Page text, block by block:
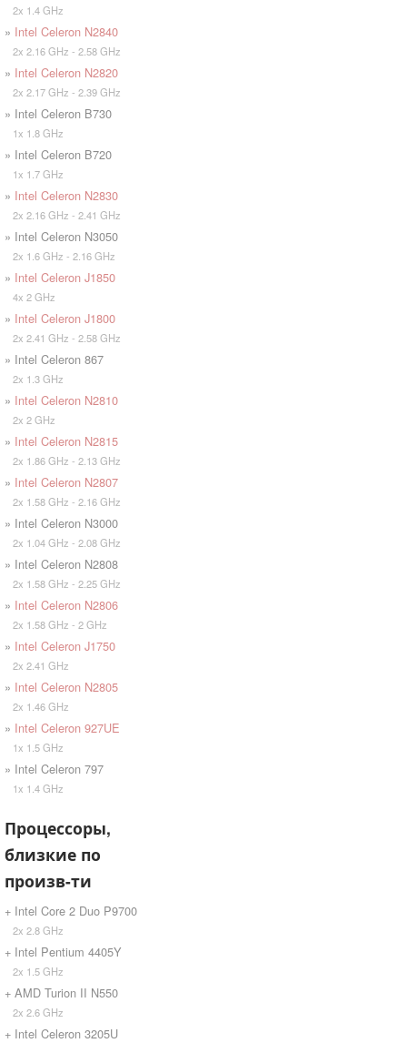
2x 1.4 GHz
» Intel Celeron N2840
2x 2.16 GHz - 2.58 GHz
» Intel Celeron N2820
2x 2.17 GHz - 2.39 GHz
» Intel Celeron B730
1x 1.8 GHz
» Intel Celeron B720
1x 1.7 GHz
» Intel Celeron N2830
2x 2.16 GHz - 2.41 GHz
» Intel Celeron N3050
2x 1.6 GHz - 2.16 GHz
» Intel Celeron J1850
4x 2 GHz
» Intel Celeron J1800
2x 2.41 GHz - 2.58 GHz
» Intel Celeron 867
2x 1.3 GHz
» Intel Celeron N2810
2x 2 GHz
» Intel Celeron N2815
2x 1.86 GHz - 2.13 GHz
» Intel Celeron N2807
2x 1.58 GHz - 2.16 GHz
» Intel Celeron N3000
2x 1.04 GHz - 2.08 GHz
» Intel Celeron N2808
2x 1.58 GHz - 2.25 GHz
» Intel Celeron N2806
2x 1.58 GHz - 2 GHz
» Intel Celeron J1750
2x 2.41 GHz
» Intel Celeron N2805
2x 1.46 GHz
» Intel Celeron 927UE
1x 1.5 GHz
» Intel Celeron 797
1x 1.4 GHz
Процессоры,
близкие по
произв-ти
+ Intel Core 2 Duo P9700
2x 2.8 GHz
+ Intel Pentium 4405Y
2x 1.5 GHz
+ AMD Turion II N550
2x 2.6 GHz
+ Intel Celeron 3205U